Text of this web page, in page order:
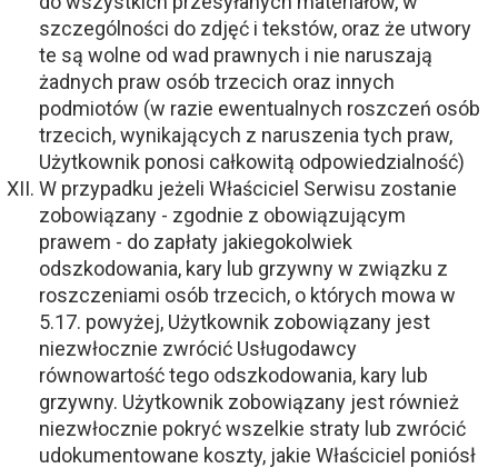
szczególności do zdjęć i tekstów, oraz że utwory
te są wolne od wad prawnych i nie naruszają
żadnych praw osób trzecich oraz innych
podmiotów (w razie ewentualnych roszczeń osób
trzecich, wynikających z naruszenia tych praw,
Użytkownik ponosi całkowitą odpowiedzialność)
W przypadku jeżeli Właściciel Serwisu zostanie
zobowiązany - zgodnie z obowiązującym
prawem - do zapłaty jakiegokolwiek
odszkodowania, kary lub grzywny w związku z
roszczeniami osób trzecich, o których mowa w
5.17. powyżej, Użytkownik zobowiązany jest
niezwłocznie zwrócić Usługodawcy
równowartość tego odszkodowania, kary lub
grzywny. Użytkownik zobowiązany jest również
niezwłocznie pokryć wszelkie straty lub zwrócić
udokumentowane koszty, jakie Właściciel poniósł